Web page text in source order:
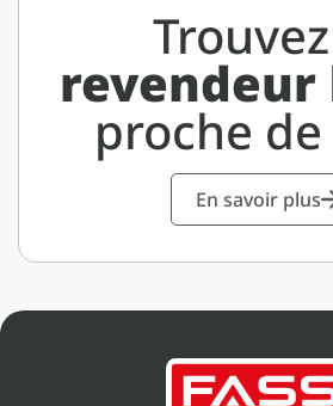
revendeur
proche
En savoir plus